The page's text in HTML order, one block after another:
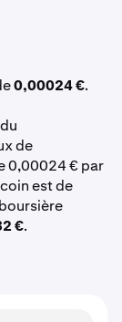
0,00024 €.
de
0,00024 € par
est de
€.